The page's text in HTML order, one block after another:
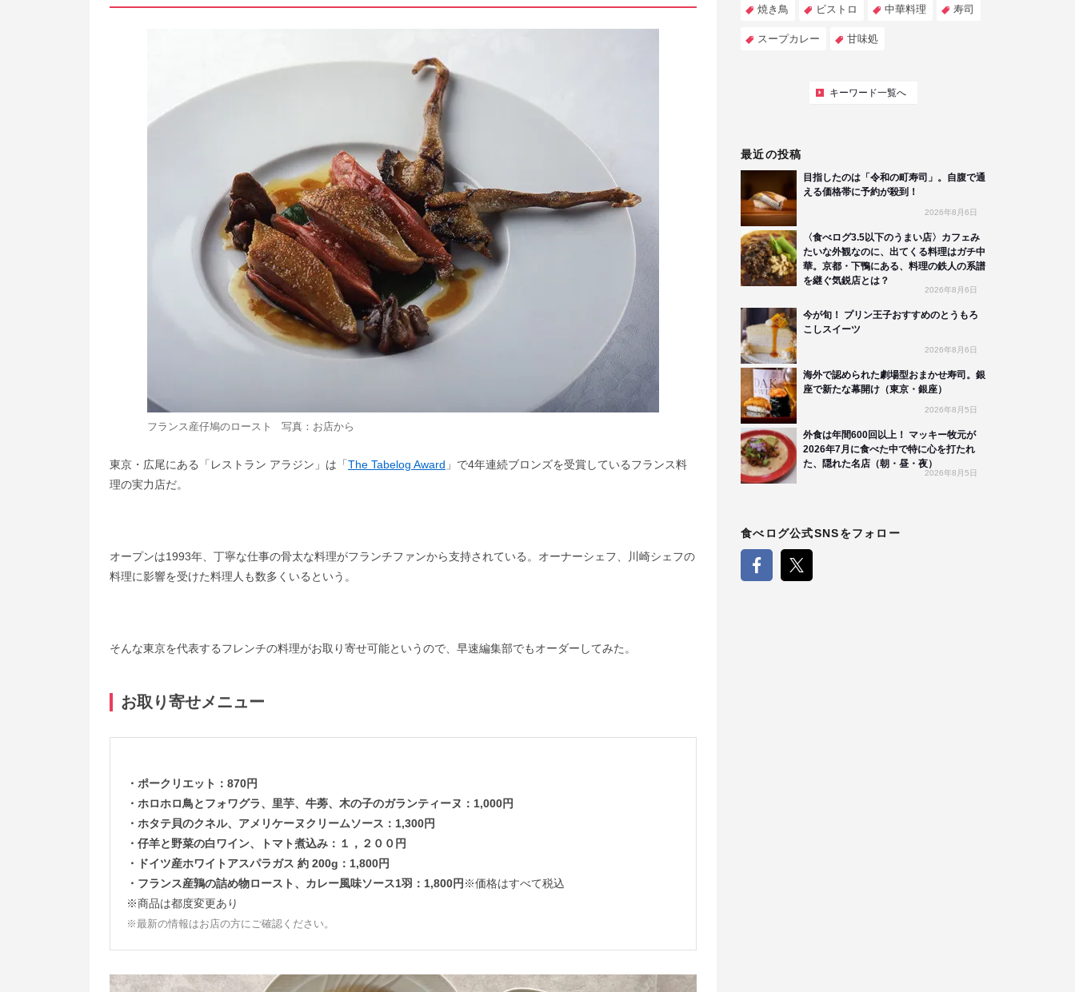
フランス産仔鳩のロースト 写真：お店から
東京・広尾にある「レストラン アラジン」は「The Tabelog Award 」で4年連続ブロンズを受賞しているフランス料
理の実力店だ。
オープンは1993年、丁寧な仕事の骨太な料理がフランチファンから支持されている。オーナーシェフ、川崎シェフの
料理に影響を受けた料理人も数多くいるという。
そんな東京を代表するフレンチの料理がお取り寄せ可能というので、早速編集部でもオーダーしてみた。
お取り寄せメニュー
・ポークリエット：870円
・ホロホロ鳥とフォワグラ、里芋、牛蒡、木の子のガランティーヌ：1,000円
・ホタテ貝のクネル、アメリケーヌクリームソース：1,300円
・仔羊と野菜の白ワイン、トマト煮込み：１，２００円
・ドイツ産ホワイトアスパラガス 約 200g：1,800円
・フランス産鶉の詰め物ロースト、カレー風味ソース1羽：1,800円 ※価格はすべて税込
※商品は都度変更あり
※最新の情報はお店の方にご確認ください。
焼き鳥 ビストロ 中華料理 寿司
スープカレー 甘味処
キーワード一覧へ
最近の投稿
目指したのは「令和の町寿司」。自腹で通
える価格帯に予約が殺到！
2026年8月6日
〈食べログ3.5以下のうまい店〉カフェみ
たいな外観なのに、出てくる料理はガチ中
華。京都・下鴨にある、料理の鉄人の系譜
を継ぐ気鋭店とは？
2026年8月6日
今が旬！ プリン王子おすすめのとうもろ
こしスイーツ
2026年8月6日
海外で認められた劇場型おまかせ寿司。銀
座で新たな幕開け（東京・銀座）
2026年8月5日
外食は年間600回以上！ マッキー牧元が
2026年7月に食べた中で特に心を打たれ
た、隠れた名店（朝・昼・夜）
2026年8月5日
食べログ公式SNSをフォロー